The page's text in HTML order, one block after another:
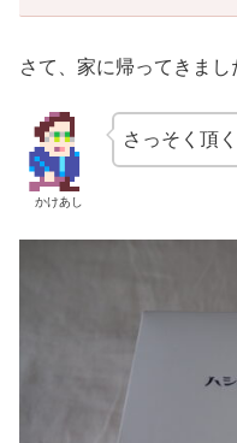
さて、家に帰ってきまし
かけあし
さっそく頂